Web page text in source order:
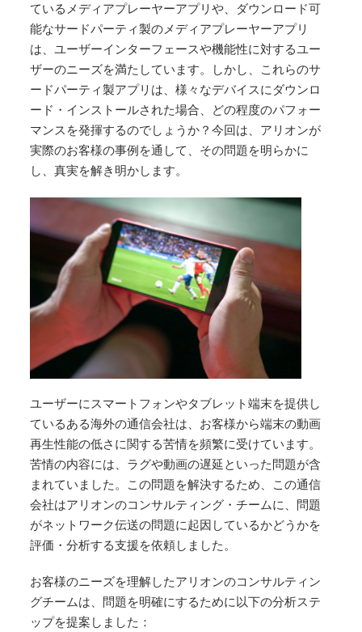
ているメディアプレーヤーアプリや、ダウンロード可
能なサードパーティ製のメディアプレーヤーアプリ
は、ユーザーインターフェースや機能性に対するユー
ザーのニーズを満たしています。しかし、これらのサ
ードパーティ製アプリは、様々なデバイスにダウンロ
ード・インストールされた場合、どの程度のパフォー
マンスを発揮するのでしょうか？今回は、アリオンが
実際のお客様の事例を通して、その問題を明らかに
し、真実を解き明かします。
ユーザーにスマートフォンやタブレット端末を提供し
ているある海外の通信会社は、お客様から端末の動画
再生性能の低さに関する苦情を頻繁に受けています。
苦情の内容には、ラグや動画の遅延といった問題が含
まれていました。この問題を解決するため、この通信
会社はアリオンのコンサルティング・チームに、問題
がネットワーク伝送の問題に起因しているかどうかを
評価・分析する支援を依頼しました。
お客様のニーズを理解したアリオンのコンサルティン
グチームは、問題を明確にするために以下の分析ステ
ップを提案しました：